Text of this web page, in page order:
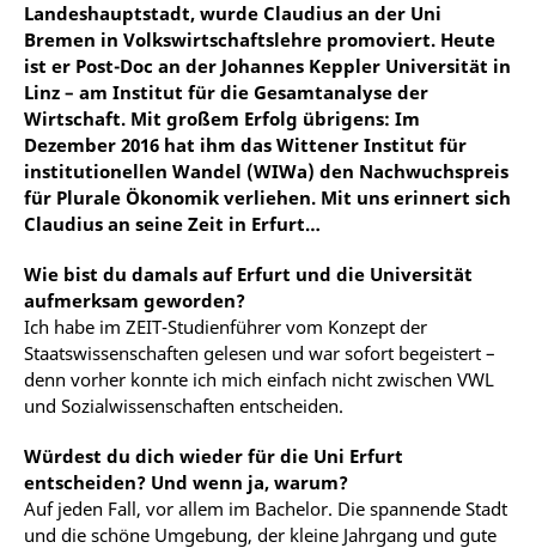
Landeshauptstadt, wurde Claudius an der Uni
Bremen in Volkswirtschaftslehre promoviert. Heute
ist er Post-Doc an der Johannes Keppler Universität in
Linz – am Institut für die Gesamtanalyse der
Wirtschaft. Mit großem Erfolg übrigens: Im
Dezember 2016 hat ihm das Wittener Institut für
institutionellen Wandel (WIWa) den Nachwuchspreis
für Plurale Ökonomik verliehen. Mit uns erinnert sich
Claudius an seine Zeit in Erfurt…
Wie bist du damals auf Erfurt und die Universität
aufmerksam geworden?
Ich habe im ZEIT-Studienführer vom Konzept der
Staatswissenschaften gelesen und war sofort begeistert –
denn vorher konnte ich mich einfach nicht zwischen VWL
und Sozialwissenschaften entscheiden.
Würdest du dich wieder für die Uni Erfurt
entscheiden? Und wenn ja, warum?
Auf jeden Fall, vor allem im Bachelor. Die spannende Stadt
und die schöne Umgebung, der kleine Jahrgang und gute